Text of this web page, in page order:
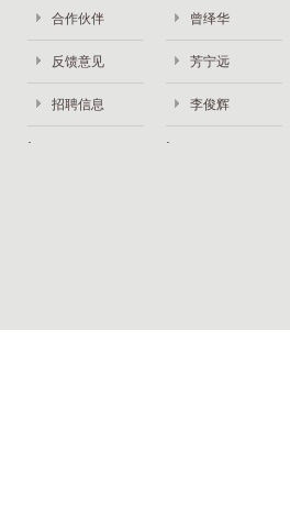
合作伙伴
反馈意见
招聘信息
曾绎华
芳宁远
李俊辉